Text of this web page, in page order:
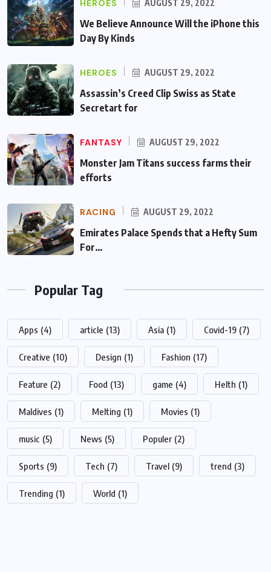
HEROES AUGUST 29, 2022
We Believe Announce Will the iPhone this
Day By Kinds
HEROES AUGUST 29, 2022
Assassin’s Creed Clip Swiss as State
Secretart for
FANTASY AUGUST 29, 2022
Monster Jam Titans success farms their
efforts
RACING AUGUST 29, 2022
Emirates Palace Spends that a Hefty Sum
For…
Popular Tag
Apps (4) article (13) Asia (1) Covid-19 (7)
Creative (10) Design (1) Fashion (17)
Feature (2) Food (13) game (4) Helth (1)
Maldives (1) Melting (1) Movies (1)
music (5) News (5) Populer (2)
Sports (9) Tech (7) Travel (9) trend (3)
Trending (1) World (1)